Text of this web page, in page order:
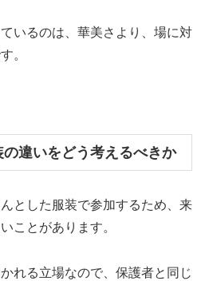
いるのは、華美さより、場に対
。
違いをどう考えるべきか
とした服装で参加するため、来
ことがあります。
れる立場なので、保護者と同じ